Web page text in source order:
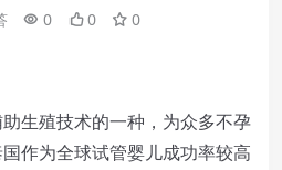
0 0 0
殖技术的一种，为众多不孕
作为全球试管婴儿成功率较高